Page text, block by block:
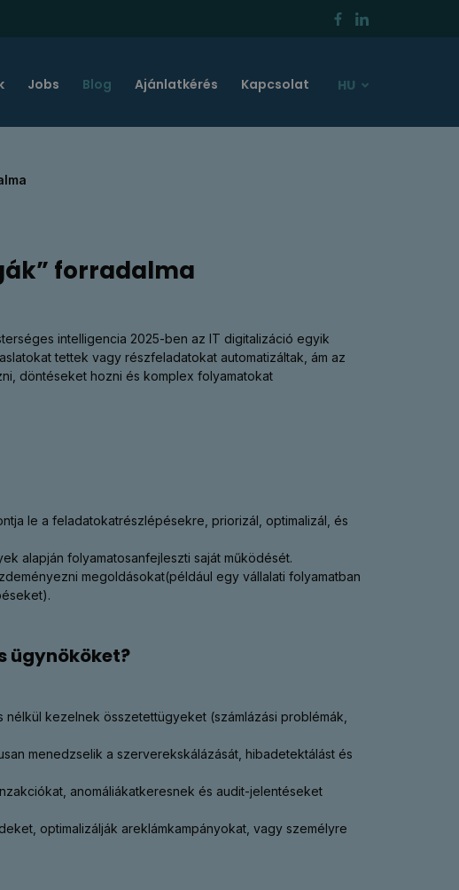
Jobs Blog Ajánlatkérés Kapcsolat HU
forradalma
intelligencia 2025-ben az IT digitalizáció egyik
tettek vagy részfeladatokat automatizáltak, ám az
döntéseket hozni és komplex folyamatokat
le a feladatokatrészlépésekre, priorizál, optimalizál, és
alapján folyamatosanfejleszti saját működését.
megoldásokat(például egy vállalati folyamatban
ügynököket?
kezelnek összetettügyeket (számlázási problémák,
menedzselik a szerverekskálázását, hibadetektálást és
anomáliákatkeresnek és audit-jelentéseket
optimalizálják areklámkampányokat, vagy személyre